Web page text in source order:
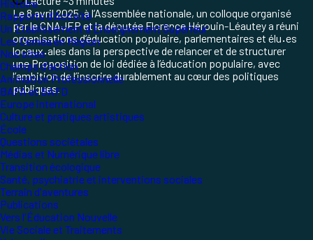
Histoire
Rapports d'Activité
Un Etablissement d'Enseignement Supérieur
Les Ceméa en Région
Nos sites
Champs d'action
Animation Professionnelle
BAFA et BAFD
Europe international
Culture et pratiques artistiques
École
Questions sociétales
Médias et Numérique libre
Transition écologique
Santé, psychiatrie et interventions sociales
Terrain d'aventures
Publications
Vers l'Éducation Nouvelle
Vie Sociale et Traitements
Le 8 avril 2025, à l’Assemblée nationale, un colloque organisé
par le CNAJEP et la députée Florence Hérouin-Léautey a réuni
organisations d’éducation populaire, parlementaires et élu·es
locaux·ales dans la perspective de relancer et de structurer
une Proposition de loi dédiée à l’éducation populaire, avec
l’ambition de l’inscrire durablement au cœur des politiques
publiques.